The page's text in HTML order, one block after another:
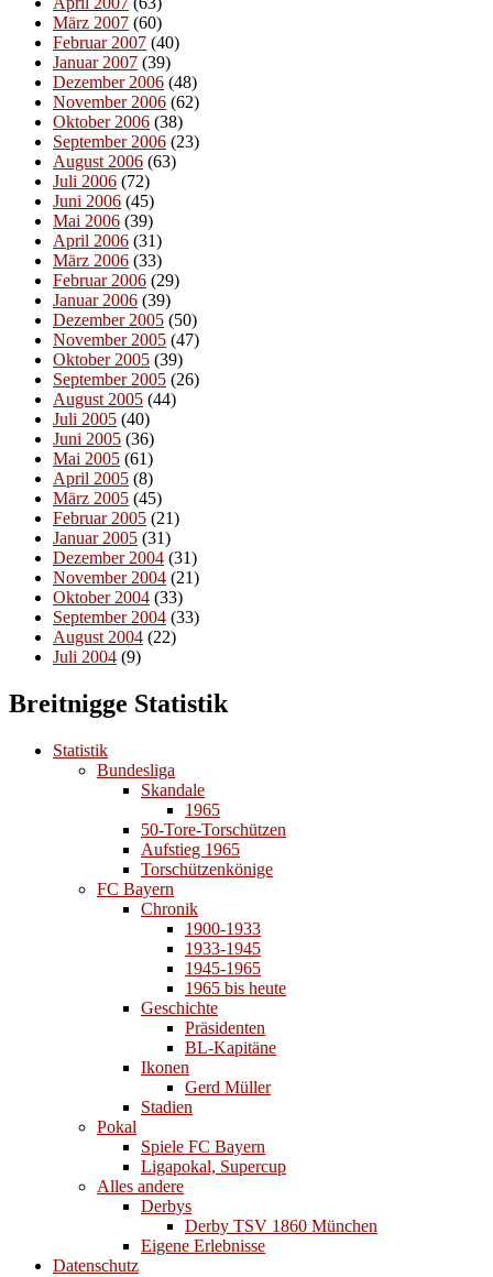
März 2007 (60)
Februar 2007 (40)
Januar 2007 (39)
Dezember 2006 (48)
November 2006 (62)
Oktober 2006 (38)
September 2006 (23)
August 2006 (63)
Juli 2006 (72)
Juni 2006 (45)
Mai 2006 (39)
April 2006 (31)
März 2006 (33)
Februar 2006 (29)
Januar 2006 (39)
Dezember 2005 (50)
November 2005 (47)
Oktober 2005 (39)
September 2005 (26)
August 2005 (44)
Juli 2005 (40)
Juni 2005 (36)
Mai 2005 (61)
April 2005 (8)
März 2005 (45)
Februar 2005 (21)
Januar 2005 (31)
Dezember 2004 (31)
November 2004 (21)
Oktober 2004 (33)
September 2004 (33)
August 2004 (22)
Juli 2004 (9)
Breitnigge Statistik
Statistik
Bundesliga
Skandale
1965
50-Tore-Torschützen
Aufstieg 1965
Torschützenkönige
FC Bayern
Chronik
1900-1933
1933-1945
1945-1965
1965 bis heute
Geschichte
Präsidenten
BL-Kapitäne
Ikonen
Gerd Müller
Stadien
Pokal
Spiele FC Bayern
Ligapokal, Supercup
Alles andere
Derbys
Derby TSV 1860 München
Eigene Erlebnisse
Datenschutz